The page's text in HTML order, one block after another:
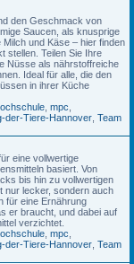
den Geschmack von
Saucen, als knusprige
und Käse – hier finden
stellen. Teilen Sie Ihre
Nüsse als nährstoffreiche
Ideal für alle, die den
in ihrer Küche
mpc
der-Tiere-Hannover Team
eine vollwertige
basiert. Von
bis hin zu vollwertigen
nur lecker, sondern auch
für eine Ernährung
er braucht, und dabei auf
verzichtet.
mpc
der-Tiere-Hannover Team